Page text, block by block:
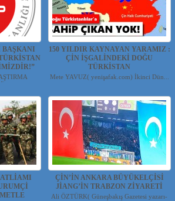
BAŞKANI
...
150 YILDIR KAYNAYAN YARAMIZ :
ÇİN İŞGALİNDEKİ DOĞU
TÜRKİSTAN
Mete YAVUZ( yenişafak.com) İkinci Dün...
ÇİN’İN ANKARA BÜYÜKELÇİSİ
JİANG’İN TRABZON ZİYARETİ
Ali ÖZTÜRK( Güneşbakış Gazetesi yazarı-